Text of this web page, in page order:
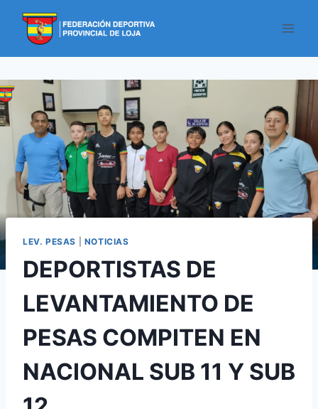
LEV. PESAS NOTICIAS
DEPORTISTAS DE
LEVANTAMIENTO DE
PESAS COMPITEN EN
NACIONAL SUB 11 Y SUB